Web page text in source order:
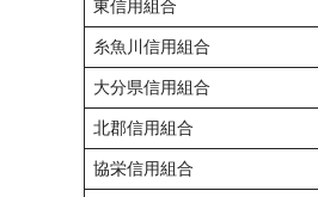
東信用組合
糸魚川信用組合
大分県信用組合
北郡信用組合
協栄信用組合